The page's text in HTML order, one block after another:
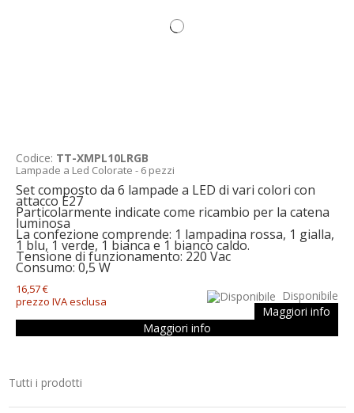
Codice: TT-XMPL10LRGB
Lampade a Led Colorate - 6 pezzi
Set composto da 6 lampade a LED di vari colori con
attacco E27
Particolarmente indicate come ricambio per la catena
luminosa
La confezione comprende: 1 lampadina rossa, 1 gialla,
1 blu, 1 verde, 1 bianca e 1 bianco caldo.
Tensione di funzionamento: 220 Vac
Consumo: 0,5 W
16,57 €
prezzo IVA esclusa
Disponibile
Maggiori info
Maggiori info
Tutti i prodotti